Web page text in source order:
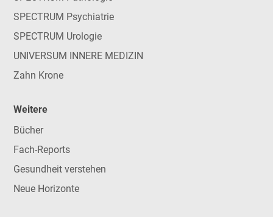
SPECTRUM Psychiatrie
SPECTRUM Urologie
UNIVERSUM INNERE MEDIZIN
Zahn Krone
Weitere
Bücher
Fach-Reports
Gesundheit verstehen
Neue Horizonte